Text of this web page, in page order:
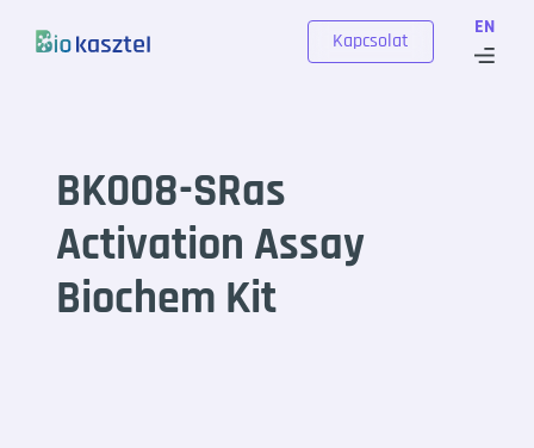
EN
Kapcsolat
BK008-SRas
Activation Assay
Biochem Kit